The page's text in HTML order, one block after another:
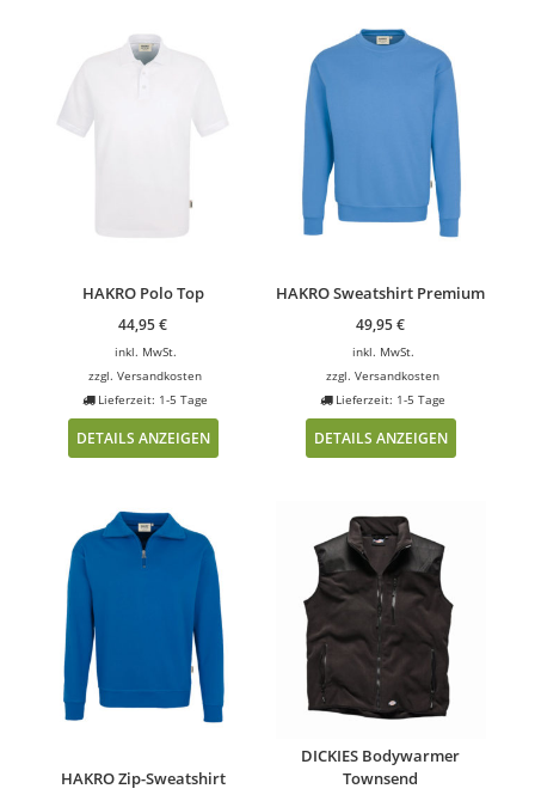
HAKRO Polo Top
44,95€
inkl. MwSt.
zzgl.Versandkosten
Lieferzeit: 1-5 Tage
DETAILS ANZEIGEN
HAKRO Sweatshirt Premium
49,95€
inkl. MwSt.
zzgl.Versandkosten
Lieferzeit: 1-5 Tage
DETAILS ANZEIGEN
HAKRO Zip-Sweatshirt
DICKIES Bodywarmer
Townsend